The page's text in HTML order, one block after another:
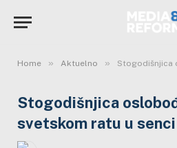
Home » Aktuelno » Stogodišnjica
Stogodišnjica
svetskom ratu u senci